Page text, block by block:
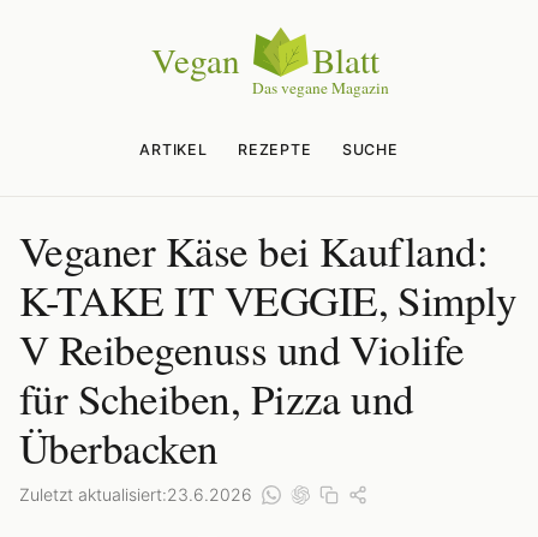
ARTIKEL REZEPTE SUCHE
Veganer Käse bei Kaufland:
K-TAKE IT VEGGIE, Simply
V Reibegenuss und Violife
für Scheiben, Pizza und
Überbacken
Zuletzt aktualisiert:23.6.2026